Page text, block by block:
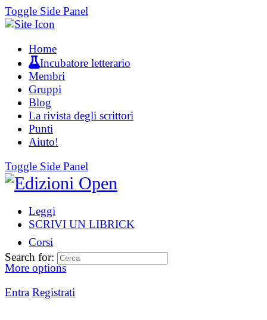
Toggle Side Panel
Home
Incubatore letterario
Membri
Gruppi
Blog
La rivista degli scrittori
Punti
Aiuto!
Toggle Side Panel
Leggi
SCRIVI UN LIBRICK
Corsi
More options
Entra Registrati
Search for: